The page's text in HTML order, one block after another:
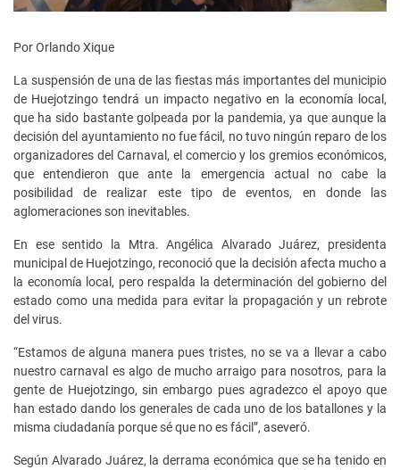
Por Orlando Xique
La suspensión de una de las fiestas más importantes del municipio
de Huejotzingo tendrá un impacto negativo en la economía local,
que ha sido bastante golpeada por la pandemia, ya que aunque la
decisión del ayuntamiento no fue fácil, no tuvo ningún reparo de los
organizadores del Carnaval, el comercio y los gremios económicos,
que entendieron que ante la emergencia actual no cabe la
posibilidad de realizar este tipo de eventos, en donde las
aglomeraciones son inevitables.
En ese sentido la Mtra. Angélica Alvarado Juárez, presidenta
municipal de Huejotzingo, reconoció que la decisión afecta mucho a
la economía local, pero respalda la determinación del gobierno del
estado como una medida para evitar la propagación y un rebrote
del virus.
“Estamos de alguna manera pues tristes, no se va a llevar a cabo
nuestro carnaval es algo de mucho arraigo para nosotros, para la
gente de Huejotzingo, sin embargo pues agradezco el apoyo que
han estado dando los generales de cada uno de los batallones y la
misma ciudadanía porque sé que no es fácil”, aseveró.
Según Alvarado Juárez, la derrama económica que se ha tenido en